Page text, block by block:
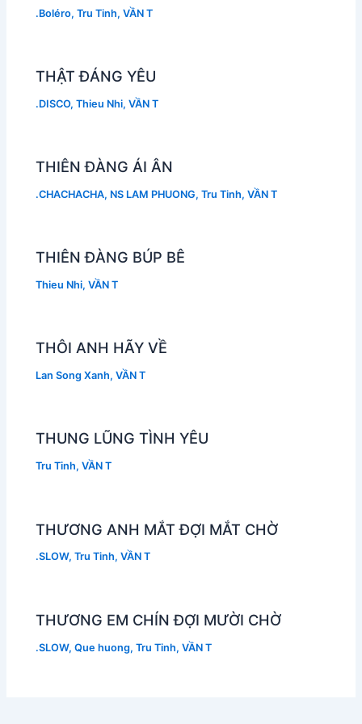
.Boléro,Tru Tinh,VẦN T
THẬT ĐÁNG YÊU
.DISCO,Thieu Nhi,VẦN T
THIÊN ĐÀNG ÁI ÂN
.CHACHACHA, NS LAM PHUONG,Tru Tinh,VẦN T
THIÊN ĐÀNG BÚP BÊ
Thieu Nhi,VẦN T
THÔI ANH HÃY VỀ
Lan Song Xanh,VẦN T
THUNG LŨNG TÌNH YÊU
Tru Tinh,VẦN T
THƯƠNG ANH MẮT ĐỢI MẮT CHỜ
.SLOW,Tru Tinh,VẦN T
THƯƠNG EM CHÍN ĐỢI MƯỜI CHỜ
.SLOW,Que huong,Tru Tinh,VẦN T